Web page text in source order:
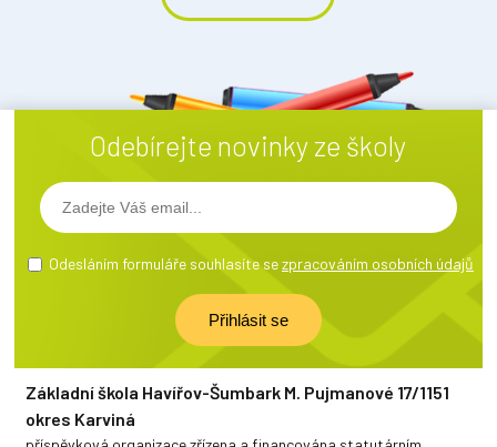
Odebírejte novinky ze školy
Odesláním formuláře souhlasíte sezpracováním osobních údajů
Základní škola Havířov-Šumbark M. Pujmanové 17/1151
okres Karviná